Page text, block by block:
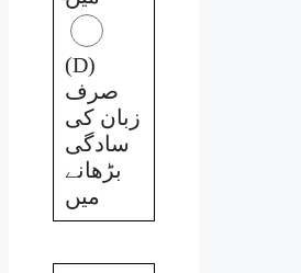
(D)
صرف
زبان کی
سادگی
بڑھانے
میں